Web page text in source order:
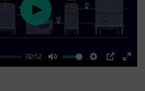
00:52
Mute Settings
PIP
Enter
Play